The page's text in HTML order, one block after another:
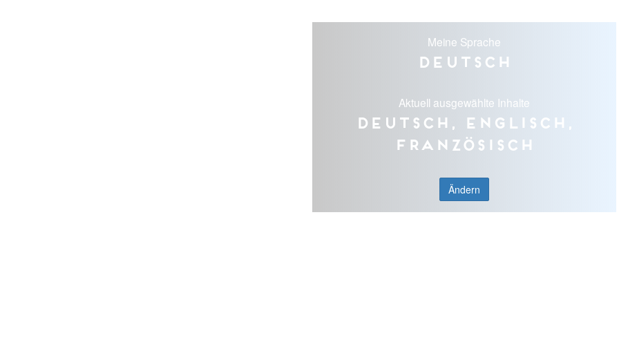
Meine Sprache
Deutsch
Aktuell ausgewählte Inhalte
Deutsch, Englisch,
Französisch
Ändern